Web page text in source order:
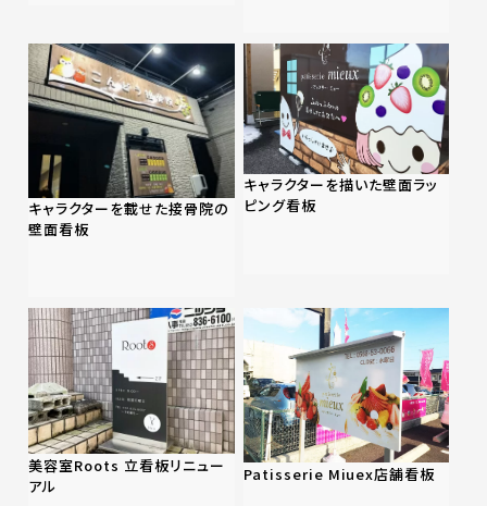
キャラクターを載せた接骨院の
壁面看板
キャラクターを描いた壁面ラッ
ピング看板
美容室Roots 立看板リニュー
アル
Patisserie Miuex店舗看板